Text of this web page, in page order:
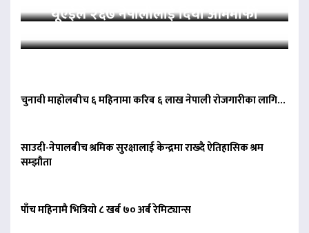
यूएईले २६७ नेपालीलाई दियो आममाफी
चुनावी माहोलबीच ६ महिनामा करिब ६ लाख नेपाली रोजगारीका लागि…
साउदी-नेपालबीच श्रमिक सुरक्षालाई केन्द्रमा राख्दै ऐतिहासिक श्रम
सम्झौता
पाँच महिनामै भित्रियो ८ खर्ब ७० अर्ब रेमिट्यान्स